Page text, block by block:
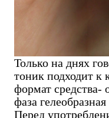
Только на днях
тоник подходит к
формат средства-
фаза
Перед